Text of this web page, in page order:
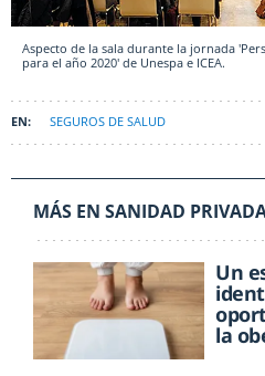
Aspecto de la sala durante la jornada
para el año 2020' de Unespa e ICEA.
SEGUROS DE SALUD
MÁS EN SANIDAD
Un
la